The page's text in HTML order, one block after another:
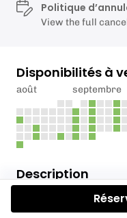
Description
Are you ready to
Politique
View the full
Disponibilités à
août septembre